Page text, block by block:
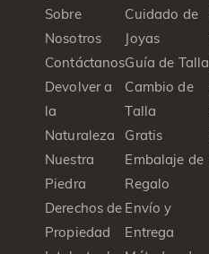
Sobre
Nosotros
Contáctanos
Devolver a
la
Naturaleza
Nuestra
Piedra
Derechos de
Propiedad
Cuidado de
Joyas
Guía de Talla
Cambio de
Talla
Gratis
Embalaje de
Regalo
Envío y
Entrega